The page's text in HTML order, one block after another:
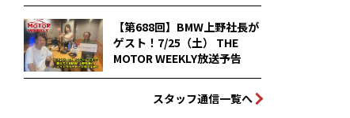
【第688回】BMW上野社長が
ゲスト！7/25（土） THE
MOTOR WEEKLY放送予告
スタッフ通信一覧へ